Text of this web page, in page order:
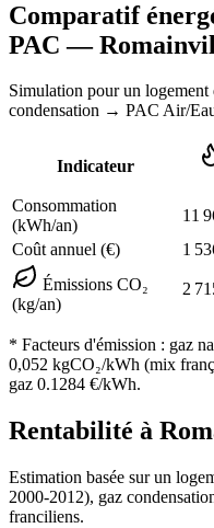
Comparatif
PAC —
Simulation pour un logement
condensation → PAC Air/
Indicateur
Consommation
(kWh/an)
11
Coût annuel (€)
1
Émissions CO₂
(kg/an)
2
* Facteurs d'émission : gaz
0,052 kgCO₂/kWh (mix
gaz 0.1284 €/kWh.
Rentabilité à
Estimation basée sur un
2000-2012), gaz
franciliens.